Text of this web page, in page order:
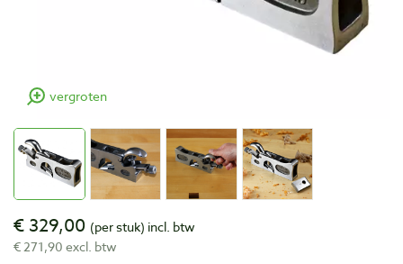
vergroten
€ 329,00 (per stuk) incl. btw
€ 271,90 excl. btw